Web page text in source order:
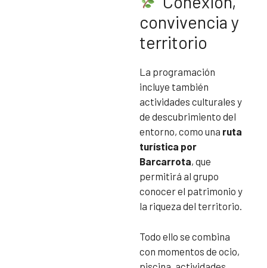
convivencia y
territorio
La programación
incluye también
actividades culturales y
de descubrimiento del
entorno, como una ruta
turística por
Barcarrota, que
permitirá al grupo
conocer el patrimonio y
la riqueza del territorio.
Todo ello se combina
con momentos de ocio,